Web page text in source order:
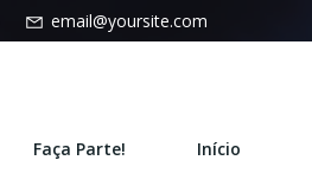
email@yoursite.com
Faça Parte! Início